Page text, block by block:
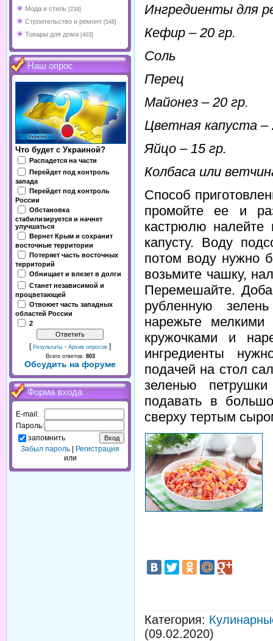
Мода и стиль [234]
Строительство и ремонт [548]
Товары для дома [403]
Наш опрос
Что будет с Украиной?
Распадется на части
Перейдет под контроль
запада
Перейдет под контроль
России
Обстановка
стабилизируется и начнет
улучшаться
Вернет Крым и сохранит
восточные территории
Потеряет часть восточных
территорий
Обнищает и влезет в долги
Станет независимой и
процветающей
Отвоюет часть западных
областей России
2
[ Результаты · Архив опросов ]
Всего ответов: 803
Обсудить на форуме
Форма входа
E-mail:
Пароль:
запомнить
Забыл пароль
Регистрация
или
Ингредиенты для
Кефир – 20 гр.
Соль
Перец
Майонез – 20 гр.
Цветная капуста –
Яйцо – 15 гр.
Колбаса или
Способ
промойте ее и
кастрюлю налейте
капусту. Воду
потом воду нужно
возьмите чашку,
Перемешайте.
рубленную
нарежьте мелкими
кружочками и
ингредиенты
подачей на стол
зеленью
подавать в
сверху тертым
Категория:
(09.02.2020)